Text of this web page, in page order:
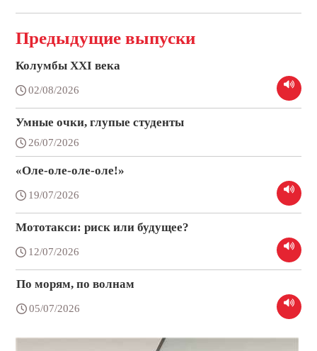
Предыдущие выпуски
Колумбы XXI века
02/08/2026
Умные очки, глупые студенты
26/07/2026
«Оле-оле-оле-оле!»
19/07/2026
Мототакси: риск или будущее?
12/07/2026
По морям, по волнам
05/07/2026